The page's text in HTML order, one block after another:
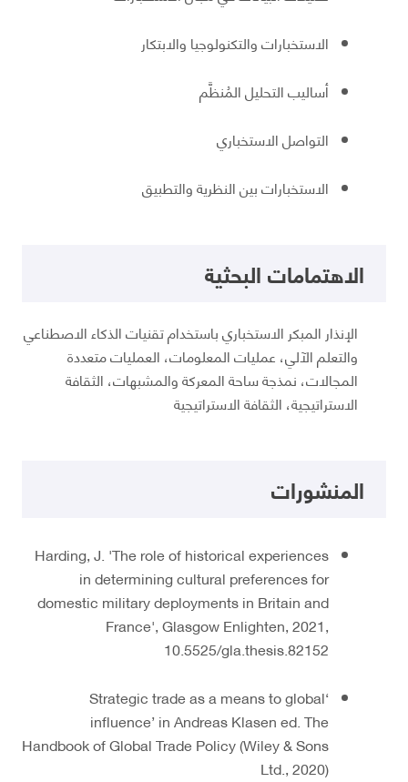
الاستخبارات والتكنولوجيا والابتكار
أساليب التحليل المُنظَّم
التواصل الاستخباري
الاستخبارات بين النظرية والتطبيق
الاهتمامات البحثية
الإنذار المبكر الاستخباري باستخدام تقنيات الذكاء الاصطناعي
والتعلم الآلي، عمليات المعلومات، العمليات متعددة
المجالات، نمذجة ساحة المعركة والمشبهات، الثقافة
الاستراتيجية، الثقافة الاستراتيجية
المنشورات
Harding, J. 'The role of historical experiences
in determining cultural preferences for
domestic military deployments in Britain and
France', Glasgow Enlighten, 2021,
10.5525/gla.thesis.82152
‘Strategic trade as a means to global
influence’ in Andreas Klasen ed. The
Handbook of Global Trade Policy (Wiley & Sons
Ltd., 2020)